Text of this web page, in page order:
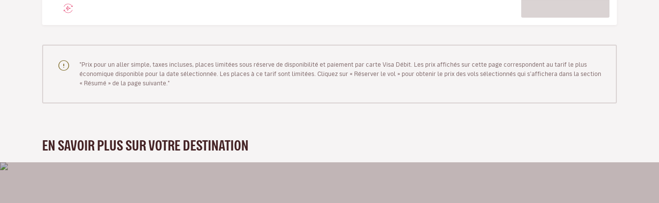
"Prix pour un aller simple, taxes incluses, places limitées sous réserve de disponibilité et paiement par carte Visa Débit. Les prix affichés sur cette page correspondent au tarif le plus
économique disponible pour la date sélectionnée. Les places à ce tarif sont limitées. Cliquez sur « Réserver le vol » pour obtenir le prix des vols sélectionnés qui s'affichera dans la section
« Résumé » de la page suivante."
EN SAVOIR PLUS SUR VOTRE DESTINATION